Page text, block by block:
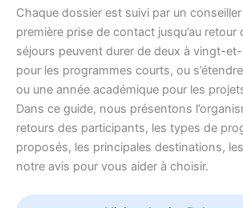
Chaque dossier est suivi par un
première prise de contact jusqu’au retour
séjours peuvent durer de deux à vingt-
pour les programmes courts, ou
ou une année académique pour les
Dans ce guide, nous présentons
retours des participants, les types de
proposés, les principales destinations,
notre avis pour vous aider à choisir.